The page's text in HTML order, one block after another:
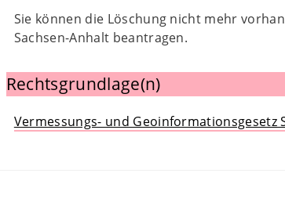
Sie können die Löschung nicht mehr
Sachsen-Anhalt beantragen.
Rechtsgrundlage(n)
Vermessungs- und Geoinformationsgesetz